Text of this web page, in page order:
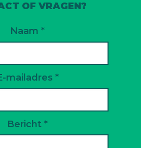
OF VRAGEN?
Naam *
mailadres *
Bericht *